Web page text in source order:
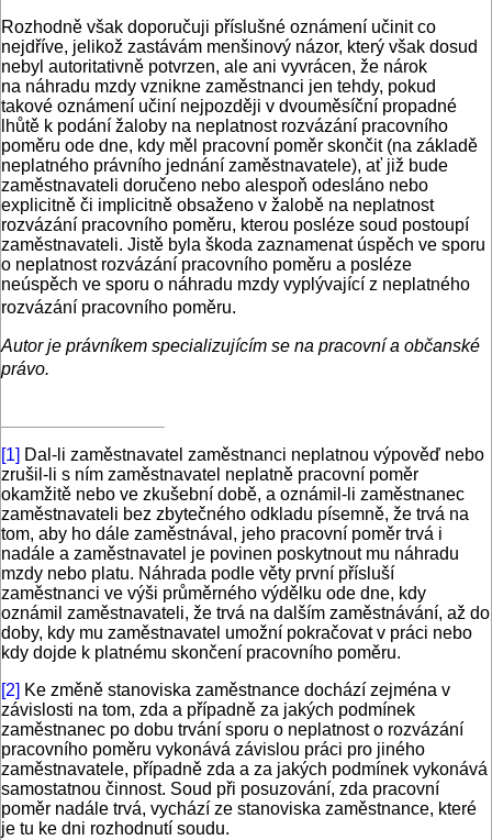
Rozhodně však doporučuji příslušné oznámení učinit co
nejdříve, jelikož zastávám menšinový názor, který však dosud
nebyl autoritativně potvrzen, ale ani vyvrácen, že nárok
na náhradu mzdy vznikne zaměstnanci jen tehdy, pokud
takové oznámení učiní nejpozději v dvouměsíční propadné
lhůtě k podání žaloby na neplatnost rozvázání pracovního
poměru ode dne, kdy měl pracovní poměr skončit (na základě
neplatného právního jednání zaměstnavatele), ať již bude
zaměstnavateli doručeno nebo alespoň odesláno nebo
explicitně či implicitně obsaženo v žalobě na neplatnost
rozvázání pracovního poměru, kterou posléze soud postoupí
zaměstnavateli. Jistě byla škoda zaznamenat úspěch ve sporu
o neplatnost rozvázání pracovního poměru a posléze
neúspěch ve sporu o náhradu mzdy vyplývající z neplatného
rozvázání pracovního poměru.
Autor je právníkem specializujícím se na pracovní a občanské
právo.
[1] Dal-li zaměstnavatel zaměstnanci neplatnou výpověď nebo
zrušil-li s ním zaměstnavatel neplatně pracovní poměr
okamžitě nebo ve zkušební době, a oznámil-li zaměstnanec
zaměstnavateli bez zbytečného odkladu písemně, že trvá na
tom, aby ho dále zaměstnával, jeho pracovní poměr trvá i
nadále a zaměstnavatel je povinen poskytnout mu náhradu
mzdy nebo platu. Náhrada podle věty první přísluší
zaměstnanci ve výši průměrného výdělku ode dne, kdy
oznámil zaměstnavateli, že trvá na dalším zaměstnávání, až do
doby, kdy mu zaměstnavatel umožní pokračovat v práci nebo
kdy dojde k platnému skončení pracovního poměru.
[2] Ke změně stanoviska zaměstnance dochází zejména v
závislosti na tom, zda a případně za jakých podmínek
zaměstnanec po dobu trvání sporu o neplatnost o rozvázání
pracovního poměru vykonává závislou práci pro jiného
zaměstnavatele, případně zda a za jakých podmínek vykonává
samostatnou činnost. Soud při posuzování, zda pracovní
poměr nadále trvá, vychází ze stanoviska zaměstnance, které
je tu ke dni rozhodnutí soudu.